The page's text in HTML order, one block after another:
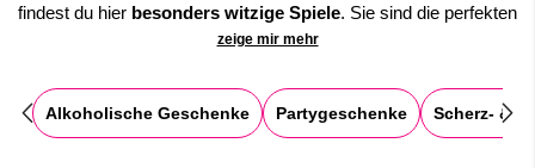
findest du hier besonders witzige Spiele. Sie sind die perfekten
Mitbringsel für jede Einweihungs- oder Geburtstagsparty.
✓Viele witzige Trinkspiele stehen zur Auswahl!
Die ultimativen Partygeschenke findest du hier!
zeige mir mehr
Alkoholische Geschenke Partygeschenke Scherz- &